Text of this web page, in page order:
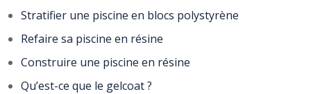
Stratifier une piscine en blocs polystyrène
Refaire sa piscine en résine
Construire une piscine en résine
Qu’est-ce que le gelcoat ?